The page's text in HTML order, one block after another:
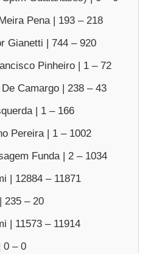
Pena | 193 – 218
Gianetti | 744 – 920
Pinheiro | 1 – 72
Camargo | 238 – 43
| 1 – 166
Pereira | 1 – 1002
Funda | 2 – 1034
| 12884 – 11871
235 – 20
| 11573 – 11914
0 – 0